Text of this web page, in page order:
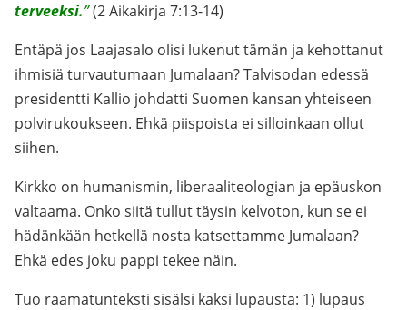
terveeksi.”(2 Aikakirja 7:13-14)
Entäpä jos Laajasalo olisi lukenut tämän ja kehottanut
ihmisiä turvautumaan Jumalaan? Talvisodan edessä
presidentti Kallio johdatti Suomen kansan yhteiseen
polvirukoukseen. Ehkä piispoista ei silloinkaan ollut
siihen.
Kirkko on humanismin, liberaaliteologian ja epäuskon
valtaama. Onko siitä tullut täysin kelvoton, kun se ei
hädänkään hetkellä nosta katsettamme Jumalaan?
Ehkä edes joku pappi tekee näin.
Tuo raamatunteksti sisälsi kaksi lupausta: 1) lupaus